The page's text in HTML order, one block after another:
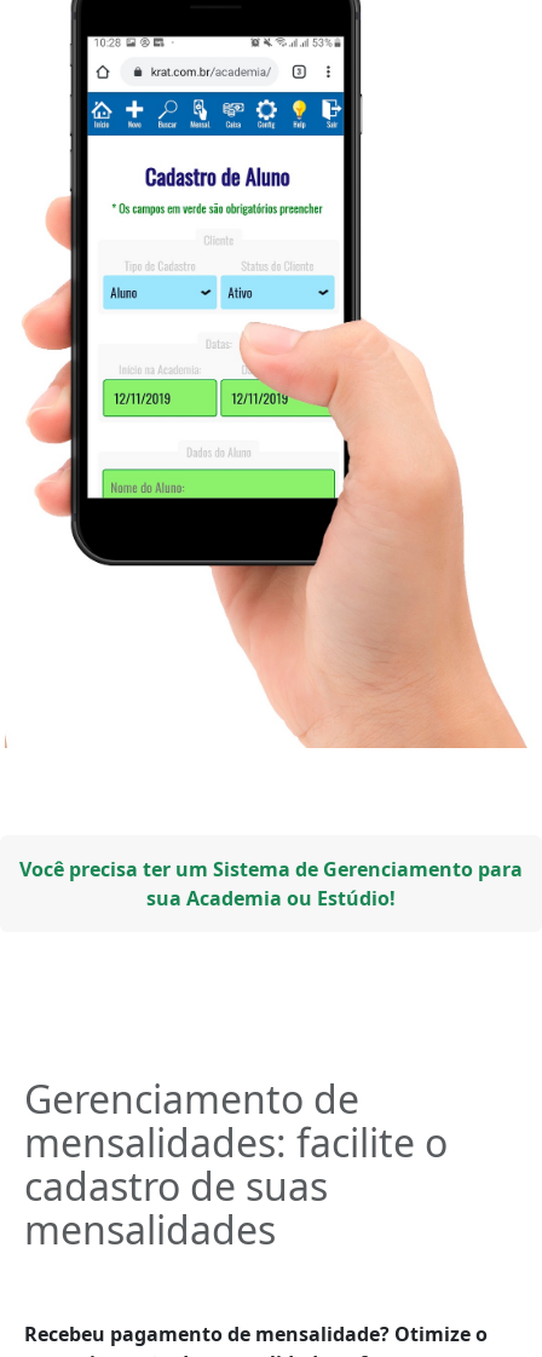
Você precisa ter um Sistema de Gerenciamento para
sua Academia ou Estúdio!
Gerenciamento de
mensalidades: facilite o
cadastro de suas
mensalidades
Recebeu pagamento de mensalidade? Otimize o